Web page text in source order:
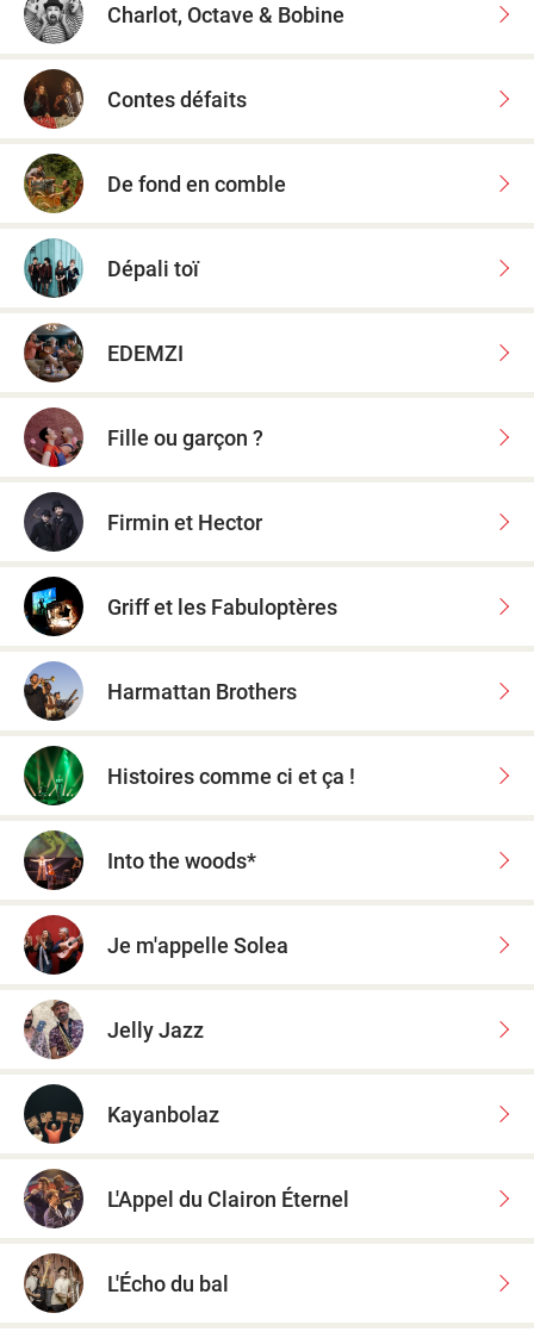
Charlot, Octave & Bobine
Contes défaits
De fond en comble
Dépali toï
EDEMZI
Fille ou garçon ?
Firmin et Hector
Griff et les Fabuloptères
Harmattan Brothers
Histoires comme ci et ça !
Into the woods*
Je m'appelle Solea
Jelly Jazz
Kayanbolaz
L'Appel du Clairon Éternel
L'Écho du bal